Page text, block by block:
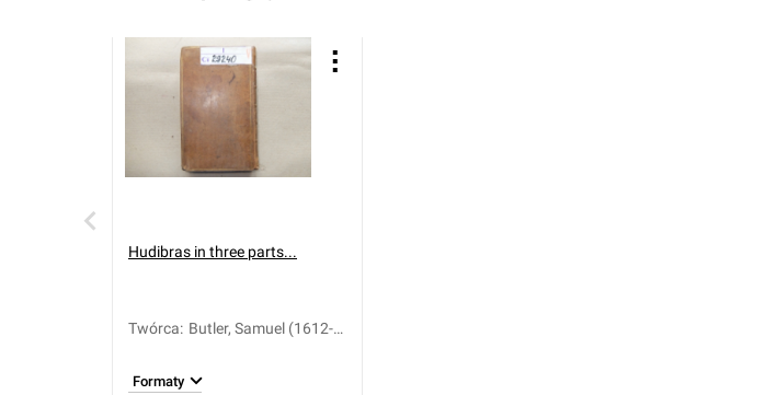
Hudibras in three parts...
Twórca: Butler, Samuel (1612-
Formaty